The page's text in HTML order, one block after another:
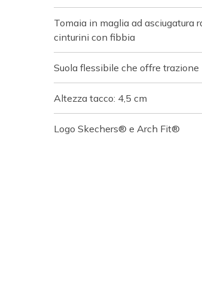
Tomaia in maglia ad asciugatura
cinturini con fibbia
Suola flessibile che offre trazione
Altezza tacco: 4,5 cm
Logo Skechers® e Arch Fit®